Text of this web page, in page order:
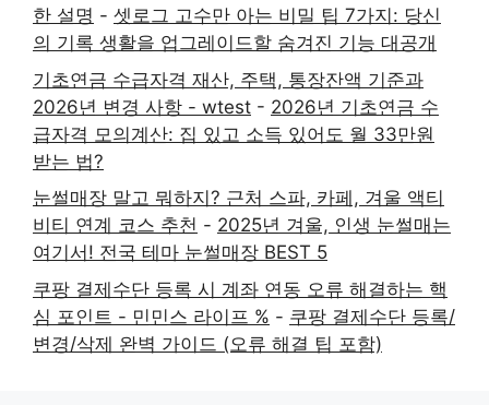
한 설명 - 셋로그 고수만 아는 비밀 팁 7가지: 당신
의 기록 생활을 업그레이드할 숨겨진 기능 대공개
기초연금 수급자격 재산, 주택, 통장잔액 기준과
2026년 변경 사항 - wtest - 2026년 기초연금 수
급자격 모의계산: 집 있고 소득 있어도 월 33만원
받는 법?
눈썰매장 말고 뭐하지? 근처 스파, 카페, 겨울 액티
비티 연계 코스 추천 - 2025년 겨울, 인생 눈썰매는
여기서! 전국 테마 눈썰매장 BEST 5
쿠팡 결제수단 등록 시 계좌 연동 오류 해결하는 핵
심 포인트 - 민민스 라이프 % - 쿠팡 결제수단 등록/
변경/삭제 완벽 가이드 (오류 해결 팁 포함)